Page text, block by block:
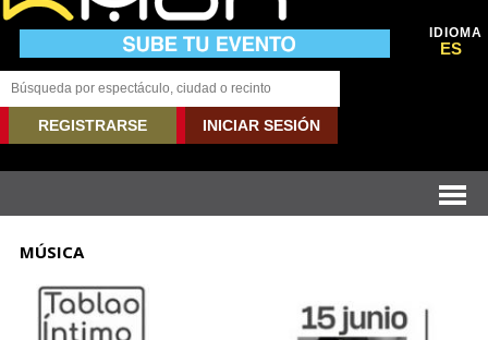
IDIOMA
ES
REGISTRARSE INICIAR SESIÓN
MÚSICA